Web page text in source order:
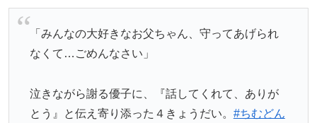
「みんなの大好きなお父ちゃん、守ってあげられ
なくて…ごめんなさい」
泣きながら謝る優子に、『話してくれて、ありが
とう』と伝え寄り添った４きょうだい。 #ちむどん